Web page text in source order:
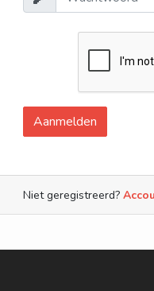
Aanmelden
Niet geregistreerd?